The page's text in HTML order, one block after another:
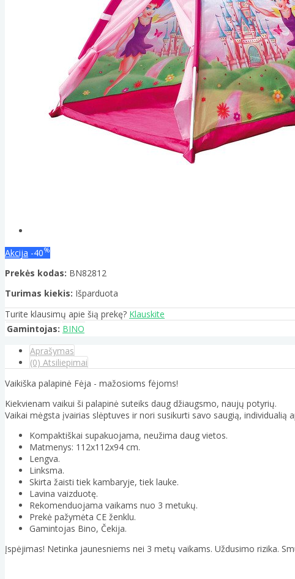
Akcija -40%
Prekės kodas: BN82812
Turimas kiekis: Išparduota
Turite klausimų apie šią prekę? Klauskite
Gamintojas: BINO
Aprašymas
(0) Atsiliepimai
Vaikiška palapinė Fėja - mažosioms fėjoms!
Kiekvienam vaikui ši palapinė suteiks daug džiaugsmo, naujų potyrių.
Vaikai mėgsta įvairias slėptuves ir nori susikurti savo saugią,
Kompaktiškai supakuojama, neužima daug vietos.
Matmenys: 112x112x94 cm.
Lengva.
Linksma.
Skirta žaisti tiek kambaryje, tiek lauke.
Lavina vaizduotę.
Rekomenduojama vaikams nuo 3 metukų.
Prekė pažymėta CE ženklu.
Gamintojas Bino, Čekija.
Įspėjimas! Netinka jaunesniems nei 3 metų vaikams. Uždusimo rizika.